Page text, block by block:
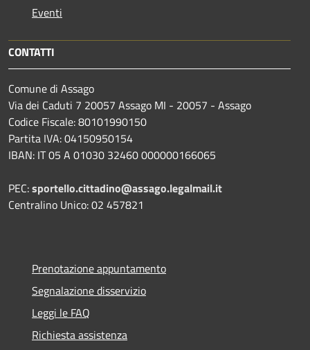
Eventi
CONTATTI
Comune di Assago
Via dei Caduti 7 20057 Assago MI - 20057 - Assago
Codice Fiscale: 80101990150
Partita IVA: 04150950154
IBAN: IT 05 A 01030 32460 000000166065
PEC:sportello.cittadino@assago.legalmail.it
Centralino Unico: 02 457821
Prenotazione appuntamento
Segnalazione disservizio
Leggi le FAQ
Richiesta assistenza